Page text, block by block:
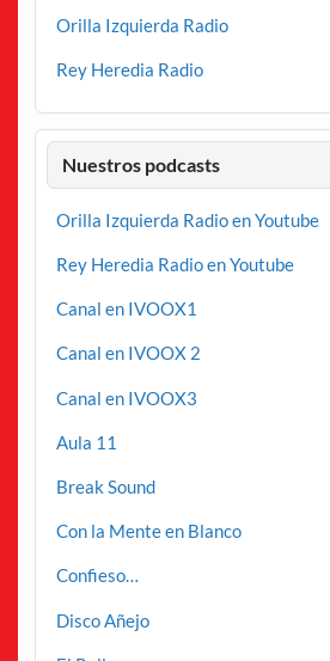
Orilla Izquierda Radio
Rey Heredia Radio
Nuestros podcasts
Orilla Izquierda Radio en Youtube
Rey Heredia Radio en Youtube
Canal en IVOOX1
Canal en IVOOX 2
Canal en IVOOX3
Aula 11
Break Sound
Con la Mente en Blanco
Confieso…
Disco Añejo